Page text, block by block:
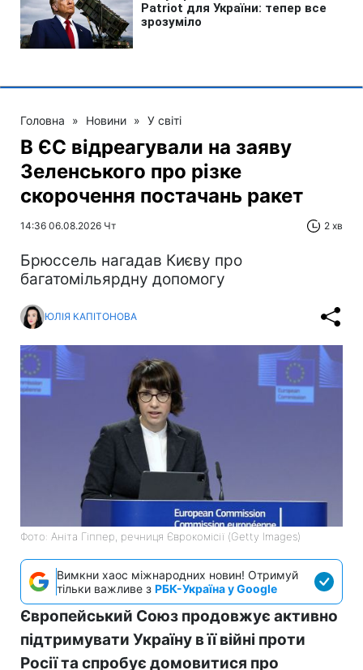
Головна » Новини » У світі
В ЄС відреагували на заяву
Зеленського про різке
скорочення постачань ракет
14:36 06.08.2026 Чт 2 хв
Брюссель нагадав Києву про
багатомільярдну допомогу
ЮЛІЯ КАПІТОНОВА
Фото: Аніта Гіппер, речниця Єврокомісії (Getty Images)
Вимкни хаос міжнародних новин! Отримуй
тільки важливе з РБК-Україна у Google
Європейський Союз продовжує активно
підтримувати Україну в її війні проти
Росії та спробує домовитися про